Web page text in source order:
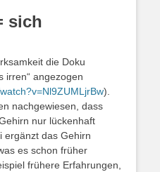
sich
die Doku
irren“ angezogen
).
nachgewiesen, dass
nur lückenhaft
ergänzt das Gehirn
es schon früher
frühere Erfahrungen,